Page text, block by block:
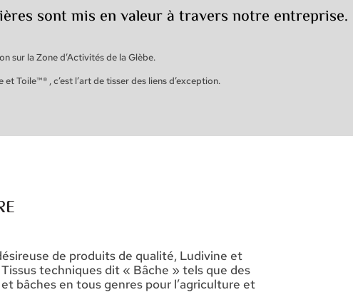
sont mis en valeur à travers notre entreprise.
sur la Zone d’Activités de la Glèbe.
Toile™® , c’est l’art de tisser des liens d’exception.
de produits de qualité, Ludivine et
techniques dit « Bâche » tels que des
et bâches en tous genres pour l’agriculture et